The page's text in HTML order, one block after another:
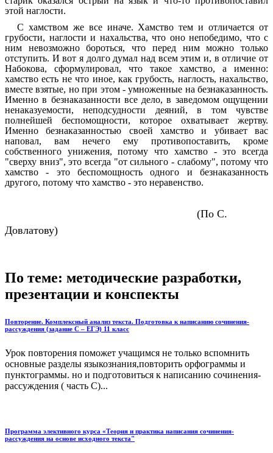
этой наглости.
С хамством же все иначе. Хамство тем и отличается от
грубости, наглости и нахальства, что оно непобедимо, что с
ним невозможно бороться, что перед ним можно только
отступить. И вот я долго думал над всем этим и, в отличие от
Набокова, сформулировал, что такое хамство, а именно:
хамство есть не что иное, как грубость, наглость, нахальство,
вместе взятые, но при этом - умноженные на безнаказанность.
Именно в безнаказанности все дело, в заведомом ощущении
ненаказуемости, неподсудности деяний, в том чувстве
полнейшей беспомощности, которое охватывает жертву.
Именно безнаказанностью своей хамство и убивает вас
наповал, вам нечего ему противопоставить, кроме
собственного унижения, потому что хамство - это всегда
"сверху вниз", это всегда "от сильного - слабому", потому что
хамство - это беспомощность одного и безнаказанность
другого, потому что хамство - это неравенство.
(По С.
Довлатову)
По теме: методические разработки,
презентации и конспекты
Повторение. Комплексный анализ текста. Подготовка к написанию сочинения-
рассуждения (задание С – ЕГЭ) 11 класс
Урок повторения поможет учащимся не только вспомнить
основные разделы языкознания,повторить орфограммы и
пунктограммы. но и подготовиться к написанию сочинения-
рассуждения ( часть С)...
Программа элективного курса «Теория и практика написания сочинения-
рассуждения на основе исходного текста"